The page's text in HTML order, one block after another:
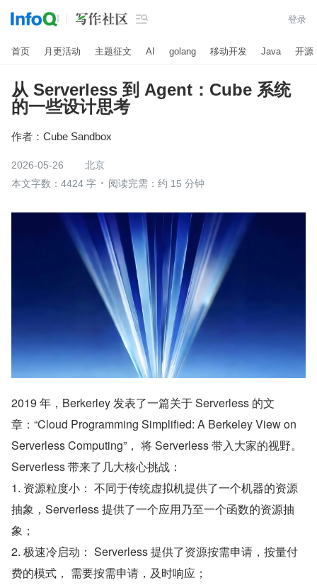
 登录
首页 月更活动 主题征文 AI golang 移动开发 Java 开源
从 Serverless 到 Agent：Cube 系统
的一些设计思考
作者： Cube Sandbox
2026-05-26
北京
本文字数：4424 字
阅读完需：约 15 分钟
2019 年，Berkerley 发表了一篇关于 Serverless 的文
章：“Cloud Programming Simplified: A Berkeley View on
Serverless Computing”， 将 Serverless 带入大家的视野。
Serverless 带来了几大核心挑战：
1. 资源粒度小： 不同于传统虚拟机提供了一个机器的资源
抽象，Serverless 提供了一个应用乃至一个函数的资源抽
象；
2. 极速冷启动： Serverless 提供了资源按需申请，按量付
费的模式， 需要按需申请，及时响应；